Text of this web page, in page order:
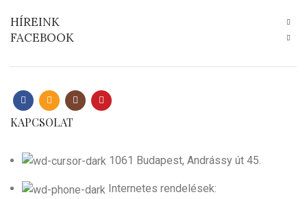
HÍREINK
FACEBOOK
KAPCSOLAT
1061 Budapest, Andrássy út 45.
Internetes rendelések: